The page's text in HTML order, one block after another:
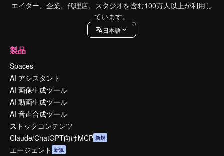
エイター、企業、代理店、スタジオを含む100万人以上が利用し
ています。
日本語
製品
Spaces
AI アシスタント
AI 画像生成ツール
AI 動画生成ツール
AI 音声合成ツール
ストックコンテンツ
Claude/ChatGPT向けMCP 新規
エージェント 新規